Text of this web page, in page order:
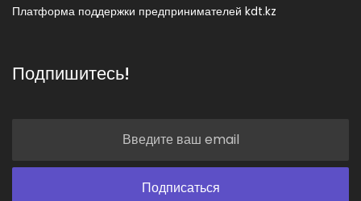
Платформа поддержки предпринимателей kdt.kz
Подпишитесь!